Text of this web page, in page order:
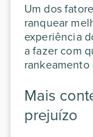
Um dos
ranquear
experiência
a fazer com
rankeamento
Mais
prejuízo